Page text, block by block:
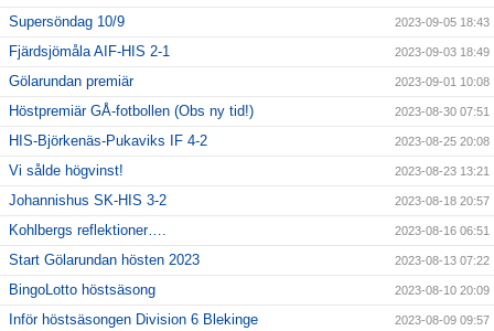
Supersöndag 10/9 2023-09-05 18:43
Fjärdsjömåla AIF-HIS 2-1 2023-09-03 18:49
Gölarundan premiär 2023-09-01 10:08
Höstpremiär GÅ-fotbollen (Obs ny tid!) 2023-08-30 07:51
HIS-Björkenäs-Pukaviks IF 4-2 2023-08-25 20:08
Vi sålde högvinst! 2023-08-23 13:21
Johannishus SK-HIS 3-2 2023-08-18 20:57
Kohlbergs reflektioner…. 2023-08-16 06:51
Start Gölarundan hösten 2023 2023-08-13 07:22
BingoLotto höstsäsong 2023-08-10 20:09
Inför höstsäsongen Division 6 Blekinge 2023-08-09 09:57